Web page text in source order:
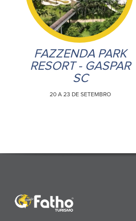
FAZZENDA PARK
RESORT - GASPAR
SC
20 A 23 DE SETEMBRO